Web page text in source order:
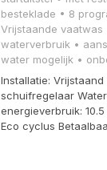
besteklade • 8 programma's •
Vrijstaande vaatwas • ≤ 10 liter
waterverbruik • aansluiting op warm
water
Installatie:
schuifregelaar
energieverbruik:
Eco cyclus